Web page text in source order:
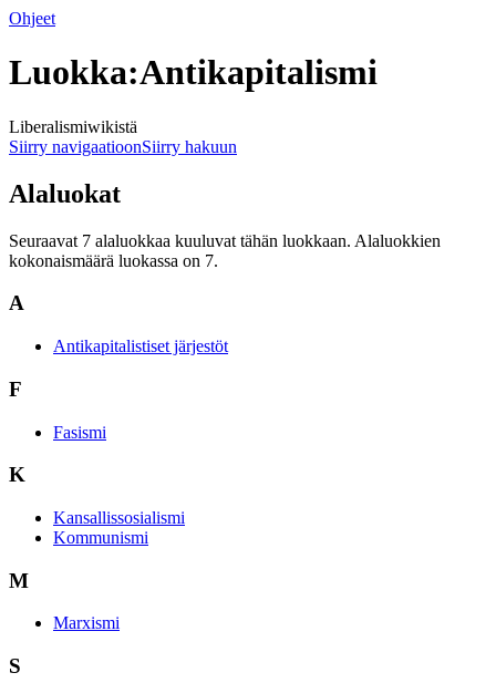
Ohjeet
Luokka:Antikapitalismi
Liberalismiwikistä
Siirry navigaatioonSiirry hakuun
Alaluokat
Seuraavat 7 alaluokkaa kuuluvat tähän luokkaan. Alaluokkien
kokonaismäärä luokassa on 7.
A
Antikapitalistiset järjestöt
F
Fasismi
K
Kansallissosialismi
Kommunismi
M
Marxismi
S